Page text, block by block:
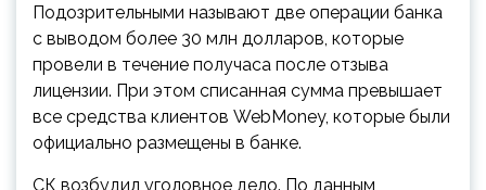
Подозрительными называют две операции банка
с выводом более 30 млн долларов, которые
провели в течение получаса после отзыва
лицензии. При этом списанная сумма превышает
все средства клиентов WebMoney, которые были
официально размещены в банке.
СК возбудил уголовное дело. По данным